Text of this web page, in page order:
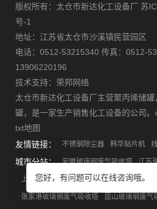
版权所有：太仓市新达化工设备厂 苏
号-1
地址：江苏省太仓市沙溪镇民营园区
电话：0512-53215340 传真：0512-
13906220196
技术支持： 荣邦网络
太仓市新达化工设备厂主营聚丙烯储罐
罐，是一家生产销售化工设备的公司。
txt地图
友情链接：
不锈钢除尘器 韩华贴片机
城市分站： 安徽玻璃钢废气吸收塔 江苏
上海玻璃钢废气吸收塔 浙江玻璃钢废气吸
张家港玻璃钢废气吸收塔 昆山玻璃钢废气
您好，有问题可以在线咨询哦。